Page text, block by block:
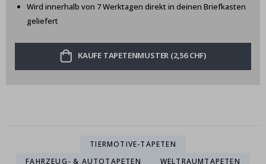
Wird innerhalb von 7 Werktagen direkt in deinen Briefkasten
geliefert
KAUFE TAPETENMUSTER (2,56 CHF)
TIERMOTIVE-TAPETEN
FAHRZEUG- & AUTOTAPETEN
WELTRAUMTAPETEN